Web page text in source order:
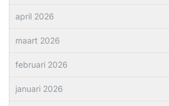
april 2026
maart 2026
februari 2026
januari 2026